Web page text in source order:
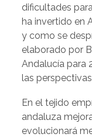
dificultades
ha invertido en
y como se
elaborado por
Andalucía para
las
En el tejido
andaluza
evolucionará